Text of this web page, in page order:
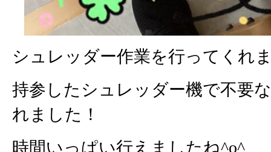
シュレッダー作業を行ってくれ
持参したシュレッダー機で不要
れました！
時間いっぱい行えましたね^o^